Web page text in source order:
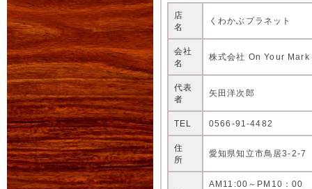
店
名
くわかぶプラネット
会社
名
株式会社 On Your Mark
代表
者
矢田洋次郎
TEL 0566-91-4482
住
所
愛知県知立市鳥居3-2-7
AM11:00～PM10：00